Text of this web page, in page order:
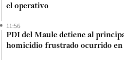
el operativo
11:56
PDI del Maule detiene al
homicidio frustrado ocurrido en